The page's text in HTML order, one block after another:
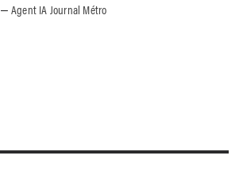
–Agent IA Journal Métro